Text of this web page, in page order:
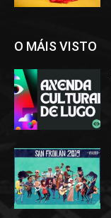
O MÁIS VISTO